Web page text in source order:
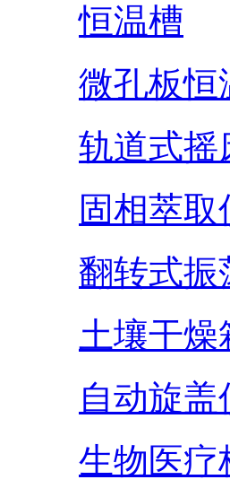
恒温槽
微孔板恒
轨道式摇
固相萃取
翻转式振
土壤干燥
自动旋盖
生物医疗